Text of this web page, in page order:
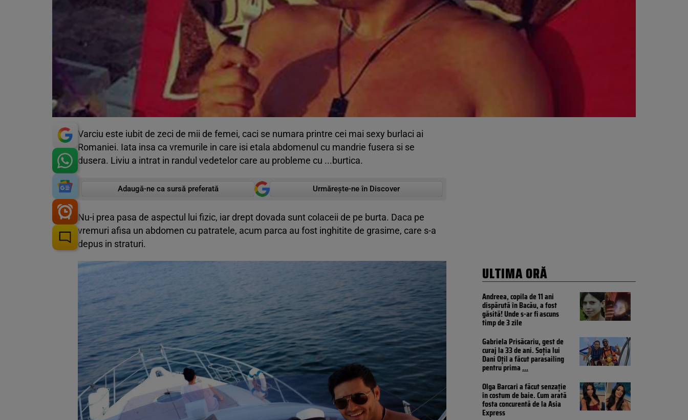
Varciu este iubit de zeci de mii de femei, caci se numara printre cei mai sexy burlaci ai
Romaniei. Iata insa ca vremurile in care isi etala abdomenul cu mandrie fusera si se
dusera. Liviu a intrat in randul vedetelor care au probleme cu ...burtica.
Adaugă-ne ca sursă preferată Urmărește-ne în Discover
Nu-i prea pasa de aspectul lui fizic, iar drept dovada sunt colaceii de pe burta. Daca pe
vremuri afisa un abdomen cu patratele, acum parca au fost inghitite de grasime, care s-a
depus in straturi.
ULTIMA ORĂ
Andreea, copila de 11 ani
dispărută în Bacău, a fost
găsită! Unde s-ar fi ascuns
timp de 3 zile
Gabriela Prisăcariu, gest de
curaj la 33 de ani. Soția lui
Dani Oțil a făcut parasailing
pentru prima...
Olga Barcari a făcut senzație
în costum de baie. Cum arată
fosta concurentă de la Asia
Express